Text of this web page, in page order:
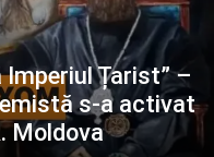
Țarist” –
s-a activat
Moldova